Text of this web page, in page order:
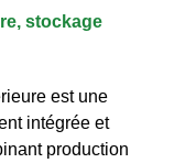
stockage
est une
intégrée et
production